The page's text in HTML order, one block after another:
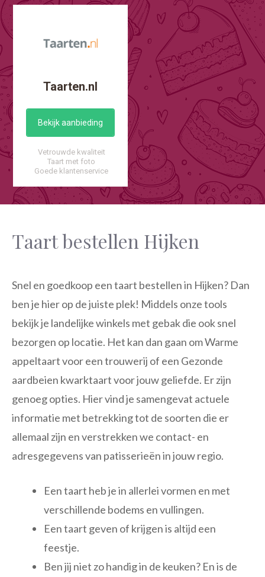
Taarten.nl
Bekijk aanbieding
Vetrouwde kwaliteit
Taart met foto
Goede klantenservice
Taart bestellen Hijken
Snel en goedkoop een taart bestellen in Hijken? Dan
ben je hier op de juiste plek! Middels onze tools
bekijk je landelijke winkels met gebak die ook snel
bezorgen op locatie. Het kan dan gaan om Warme
appeltaart voor een trouwerij of een Gezonde
aardbeien kwarktaart voor jouw geliefde. Er zijn
genoeg opties. Hier vind je samengevat actuele
informatie met betrekking tot de soorten die er
allemaal zijn en verstrekken we contact- en
adresgegevens van patisserieën in jouw regio.
Een taart heb je in allerlei vormen en met
verschillende bodems en vullingen.
Een taart geven of krijgen is altijd een
feestje.
Ben jij niet zo handig in de keuken? En is de